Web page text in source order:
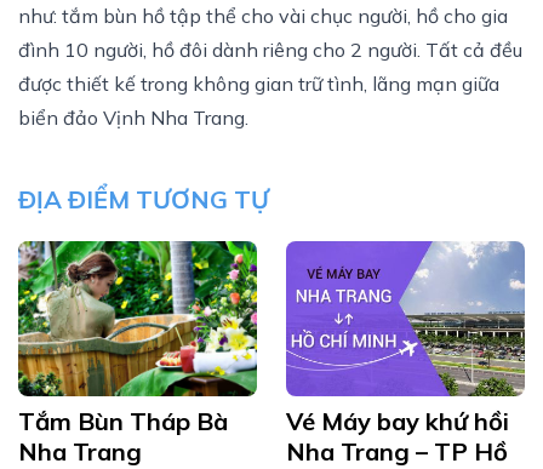
như: tắm bùn hồ tập thể cho vài chục người, hồ cho gia
đình 10 người, hồ đôi dành riêng cho 2 người. Tất cả đều
được thiết kế trong không gian trữ tình, lãng mạn giữa
biển đảo Vịnh Nha Trang.
ĐỊA ĐIỂM TƯƠNG TỰ
Tắm Bùn Tháp Bà
Nha Trang
Vé Máy bay khứ hồi
Nha Trang – TP Hồ